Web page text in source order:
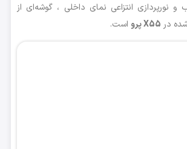
و نورپردازی انتزاعی نمای داخلی ، گوشه‌ای از
در X55 پرو است.